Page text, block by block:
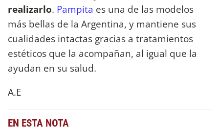
realizarlo. Pampita es una de las modelos
más bellas de la Argentina, y mantiene sus
cualidades intactas gracias a tratamientos
estéticos que la acompañan, al igual que la
ayudan en su salud.
A.E
EN ESTA NOTA